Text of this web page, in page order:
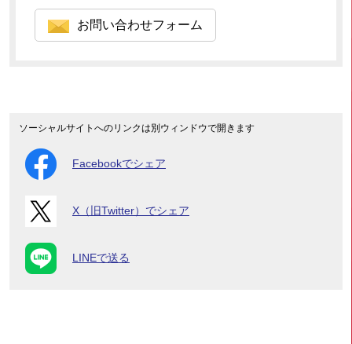
お問い合わせフォーム
ソーシャルサイトへのリンクは別ウィンドウで開きます
Facebookでシェア
X（旧Twitter）でシェア
LINEで送る